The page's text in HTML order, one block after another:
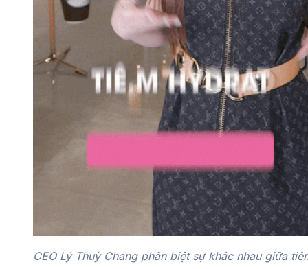
CEO Lý Thuỳ Chang phân biệt sự khác nhau giữa